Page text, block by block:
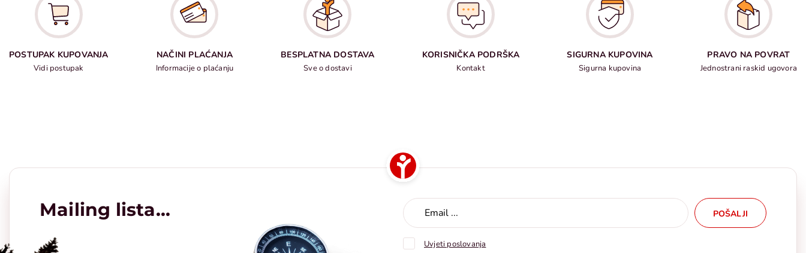
POSTUPAK KUPOVANJA
Vidi postupak
NAČINI PLAĆANJA
Informacije o plaćanju
BESPLATNA DOSTAVA
Sve o dostavi
KORISNIČKA PODRŠKA
Kontakt
SIGURNA KUPOVINA
Sigurna kupovina
PRAVO NA POVRAT
Jednostrani raskid ugovora
Mailing lista... POŠALJI
Uvjeti poslovanja